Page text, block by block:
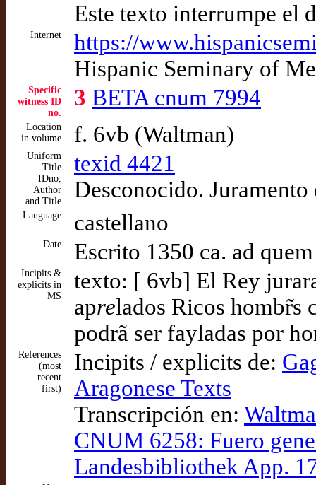
Este texto interrumpe el
Internet
https://
Hispanic Seminary of
Specific
witness ID
no.
3 BETA cnum 7994
Location
in volume
f. 6vb (Waltman)
Uniform
Title
IDno,
Author
and Title
texid 4421
Desconocido.
Language castellano
Date Escrito 1350 ca. ad quem
Incipits &
explicits in
MS
texto: [ 6vb] El Rey
aprelados Ricos hombr̃s
podrã ser fayladas por
References
(most
recent
first)
Incipits / explicits de:
Aragonese Texts
Transcripción en:
CNUM 6258: Fuero
Landesbibliothek App.